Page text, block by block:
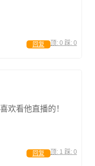
顶: 0 踩: 0
回复
欢看他直播的！
顶: 1 踩: 0
回复